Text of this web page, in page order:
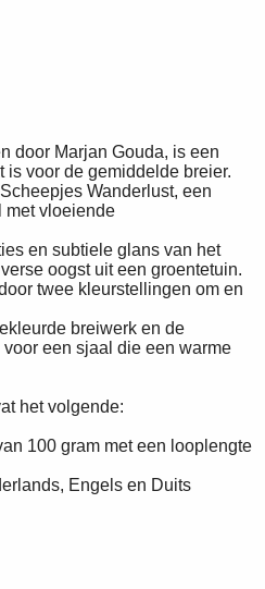
door Marjan Gouda, is een
is voor de gemiddelde breier.
Wanderlust, een
met vloeiende
en subtiele glans van het
oogst uit een groentetuin.
twee kleurstellingen om en
breiwerk en de
een sjaal die een warme
het volgende:
100 gram met een looplengte
Engels en Duits